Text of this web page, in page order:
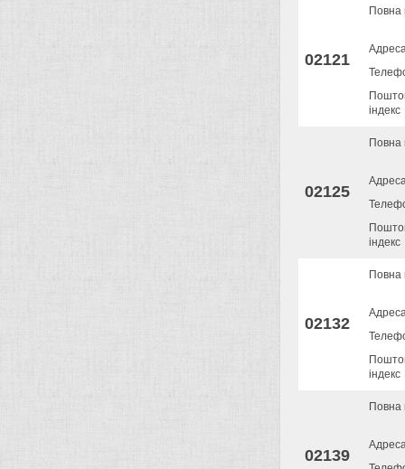
02121
Повна
індекс
02125
Повна
індекс
02132
Повна
індекс
02139
Повна